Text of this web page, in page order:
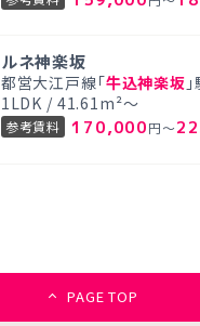
ルネ神楽坂
都営大江戸線「牛込神楽坂
1LDK / 41.61m²～
参考賃料 170,000円～
PAGE TOP